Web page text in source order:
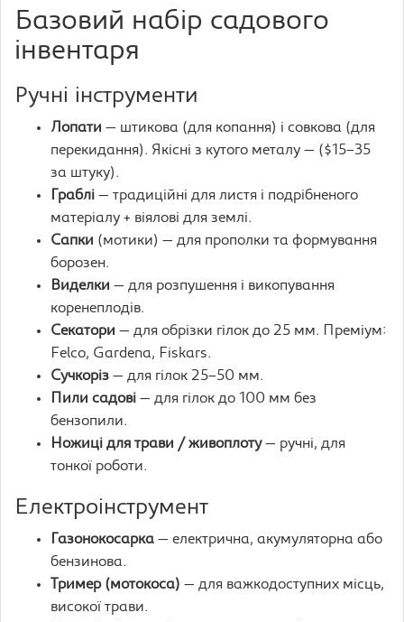
Базовий набір садового
інвентаря
Ручні інструменти
Лопати — штикова (для копання) і совкова (для
перекидання). Якісні з кутого металу — ($15–35
за штуку).
Граблі — традиційні для листя і подрібненого
матеріалу + віялові для землі.
Сапки (мотики) — для прополки та формування
борозен.
Виделки — для розпушення і викопування
коренеплодів.
Секатори — для обрізки гілок до 25 мм. Преміум:
Felco, Gardena, Fiskars.
Сучкоріз — для гілок 25–50 мм.
Пили садові — для гілок до 100 мм без
бензопили.
Ножиці для трави / живоплоту— ручні, для
тонкої роботи.
Електроінструмент
Газонокосарка — електрична, акумуляторна або
бензинова.
Тример (мотокоса) — для важкодоступних місць,
високої трави.